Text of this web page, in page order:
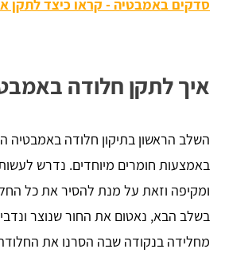
סדקים באמבטיה - קראו כיצד לתקן
איך לתקן חלודה
השלב הראשון בתיקון חלודה באמבטיה
באמצעות חומרים מיוחדים. נדרש
ומקיפה וזאת על מנת להסיר את כל
בשלב הבא, נאטום את החור שנוצר
מחלידה בנקודה שבה הסרנו את